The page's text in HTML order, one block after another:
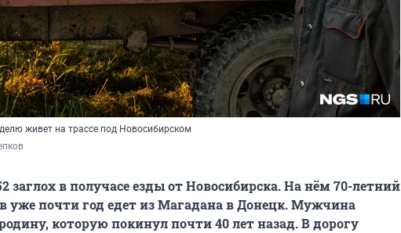
живет на трассе под Новосибирском
заглох в получасе езды от Новосибирска. На нём70-летний
уже почти год едет из Магадана в Донецк. Мужчина
которую покинул почти 40 лет назад. В дорогу